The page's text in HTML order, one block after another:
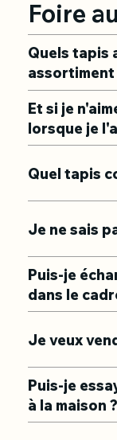
Foire
Quels tapis
assortiment
Et si je
lorsque je
Quel tapis
Je ne sais
Puis-je
dans le
Je veux
Puis-je
à la maison ?